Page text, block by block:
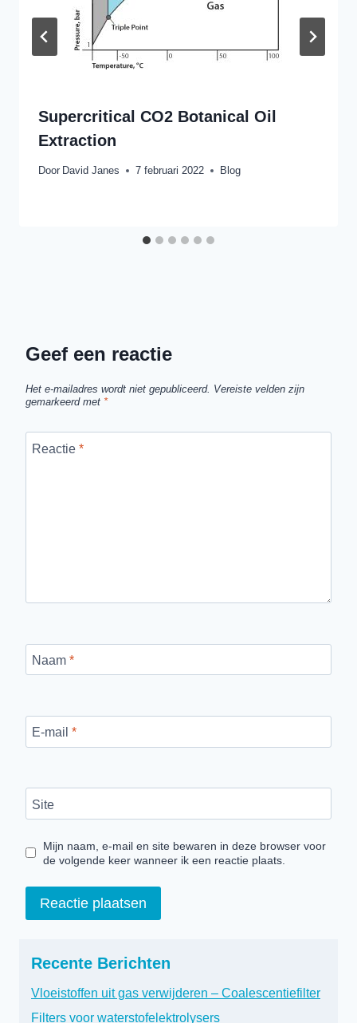
Supercritical CO2 Botanical Oil
Extraction
Door David Janes 7 februari 2022 Blog
Geef een reactie
Het e-mailadres wordt niet gepubliceerd. Vereiste velden zijn
gemarkeerd met *
Reactie *
Naam *
E-mail *
Site
Mijn naam, e-mail en site bewaren in deze browser voor
de volgende keer wanneer ik een reactie plaats.
Recente Berichten
Vloeistoffen uit gas verwijderen – Coalescentiefilter
Filters voor waterstofelektrolysers